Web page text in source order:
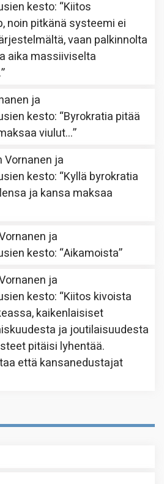
kesto: “Kiitos
noin pitkänä systeemi ei
vaan palkinnolta
aika massiiviselta
”
ja
kesto: “Byrokratia pitää
viulut…”
Vornanen ja
kesto: “Kyllä byrokratia
ja kansa maksaa
ja
kesto: “Aikamoista”
ja
kesto: “Kiitos kivoista
kaikenlaisiset
ja joutilaisuudesta
pitäisi lyhentää.
että kansanedustajat